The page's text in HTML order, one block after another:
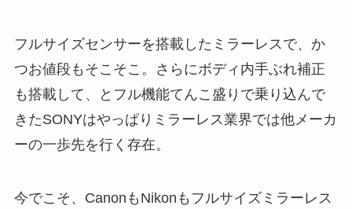
フルサイズセンサーを搭載したミラーレスで、か
つお値段もそこそこ。さらにボディ内手ぶれ補正
も搭載して、とフル機能てんこ盛りで乗り込んで
きたSONYはやっぱりミラーレス業界では他メーカ
ーの一歩先を行く存在。
今でこそ、CanonもNikonもフルサイズミラーレス